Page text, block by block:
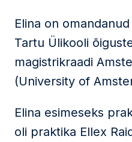
Saada
Elina on
Tartu Ülikooli
magistrikraadi
(University of
Elina esimeseks
oli praktika Ellex